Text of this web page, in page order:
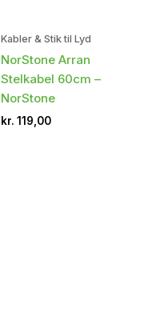
Kabler & Stik til Lyd
NorStone Arran
Stelkabel 60cm –
NorStone
kr. 119,00